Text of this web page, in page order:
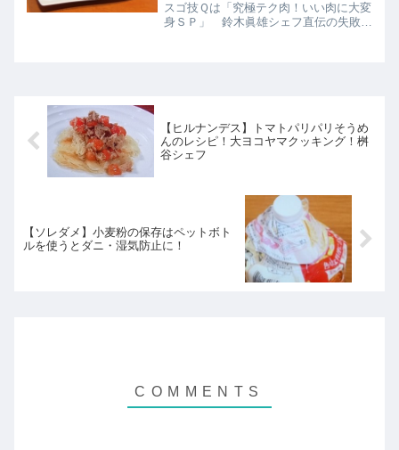
スゴ技Ｑは「究極テク肉！いい肉に大変
身ＳＰ」 鈴木眞雄シェフ直伝の失敗し
【ヒルナンデス】トマトパリパリそうめ
んのレシピ！大ヨコヤマクッキング！桝
谷シェフ
【ソレダメ】小麦粉の保存はペットボト
ルを使うとダニ・湿気防止に！